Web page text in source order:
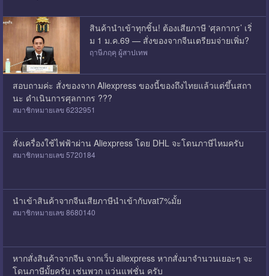
สินค้านำเข้าทุกชิ้น! ต้องเสียภาษี ‘ศุลกากร’ เริ่
ม 1 ม.ค.69 — สั่งของจากจีนเตรียมจ่ายเพิ่ม?
ฤาษีภฤคุ ผู้สาปเทพ
สอบถามค่ะ สั่งของจาก Aliexpress ของนี้ของถึงไทยแล้วแต่ขึ้นสถา
นะ ดำเนินการศุลกากร ???
สมาชิกหมายเลข 6232951
สั่งเครื่องใช้ไฟฟ้าผ่าน Aliexpress โดย DHL จะโดนภาษีไหมครับ
สมาชิกหมายเลข 5720184
นำเข้าสินค้าจากจีนเสียภาษีนำเข้ากับvat7%มั้ย
สมาชิกหมายเลข 8680140
หากสั่งสินค้าจากจีน จากเว็บ aliexpress หากสั่งมาจำนวนเยอะๆ จะ
โดนภาษีมั้ยครับ เช่นพวก แว่นแฟชั่น ครับ